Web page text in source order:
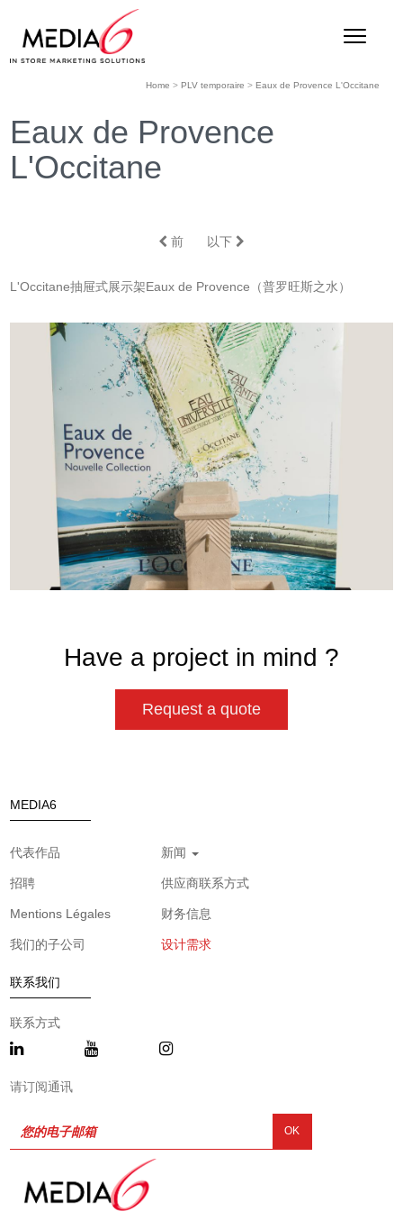
Home > PLV temporaire > Eaux de Provence L'Occitane
Eaux de Provence
L'Occitane
前 以下
L'Occitane抽屉式展示架Eaux de Provence（普罗旺斯之水）
Have a project in mind ?
Request a quote
MEDIA6
代表作品 新闻
招聘 供应商联系方式
Mentions Légales 财务信息
我们的子公司 设计需求
联系我们
联系方式
请订阅通讯
OK